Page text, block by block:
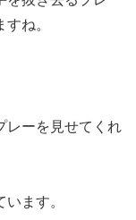
ね。
レーを見せてくれ
ます。